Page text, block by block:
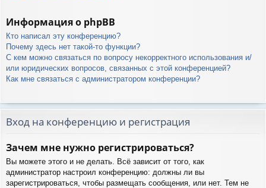
Информация о phpBB
Кто написал эту конференцию?
Почему здесь нет такой-то функции?
С кем можно связаться по вопросу некорректного использования и/
или юридических вопросов, связанных с этой конференцией?
Как мне связаться с администратором конференции?
Вход на конференцию и регистрация
Зачем мне нужно регистрироваться?
Вы можете этого и не делать. Всё зависит от того, как
администратор настроил конференцию: должны ли вы
зарегистрироваться, чтобы размещать сообщения, или нет. Тем не